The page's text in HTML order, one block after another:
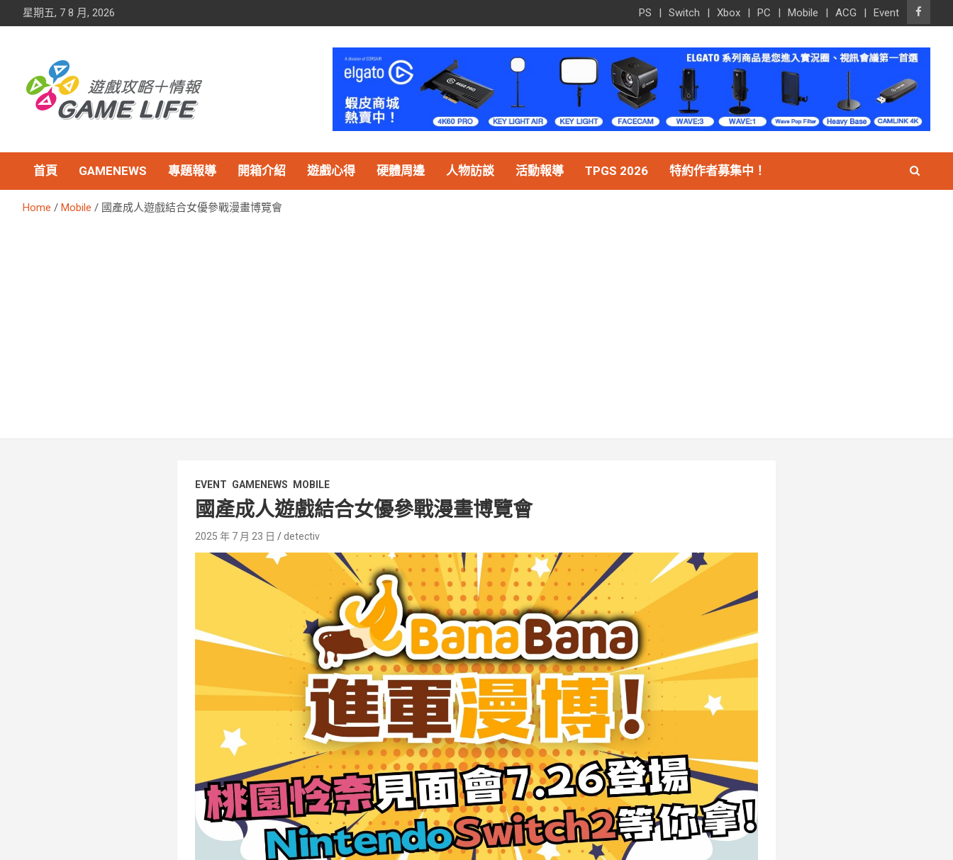
星期五, 7 8 月, 2026 PS Switch Xbox PC Mobile ACG Event
首頁 GAMENEWS 專題報導 開箱介紹 遊戲心得 硬體周邊 人物訪談 活動報導 TPGS 2026 特約作者募集中！
Home Mobile 國產成人遊戲結合女優參戰漫畫博覽會
EVENT GAMENEWS MOBILE
國產成人遊戲結合女優參戰漫畫博覽會
2025 年 7 月 23 日 detectiv